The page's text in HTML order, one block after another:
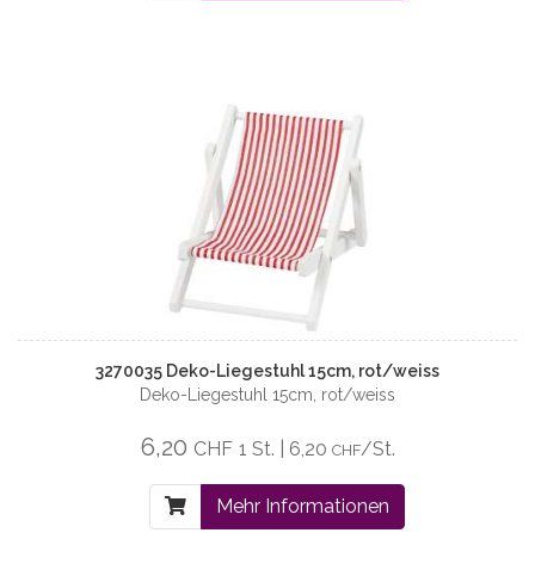
3270035 Deko-Liegestuhl 15cm, rot/weiss
Deko-Liegestuhl 15cm, rot/weiss
6,20 CHF 1 St. | 6,20 CHF/St.
Mehr Informationen